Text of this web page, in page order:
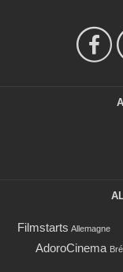
Filmstarts Allemagne
AdoroCinema